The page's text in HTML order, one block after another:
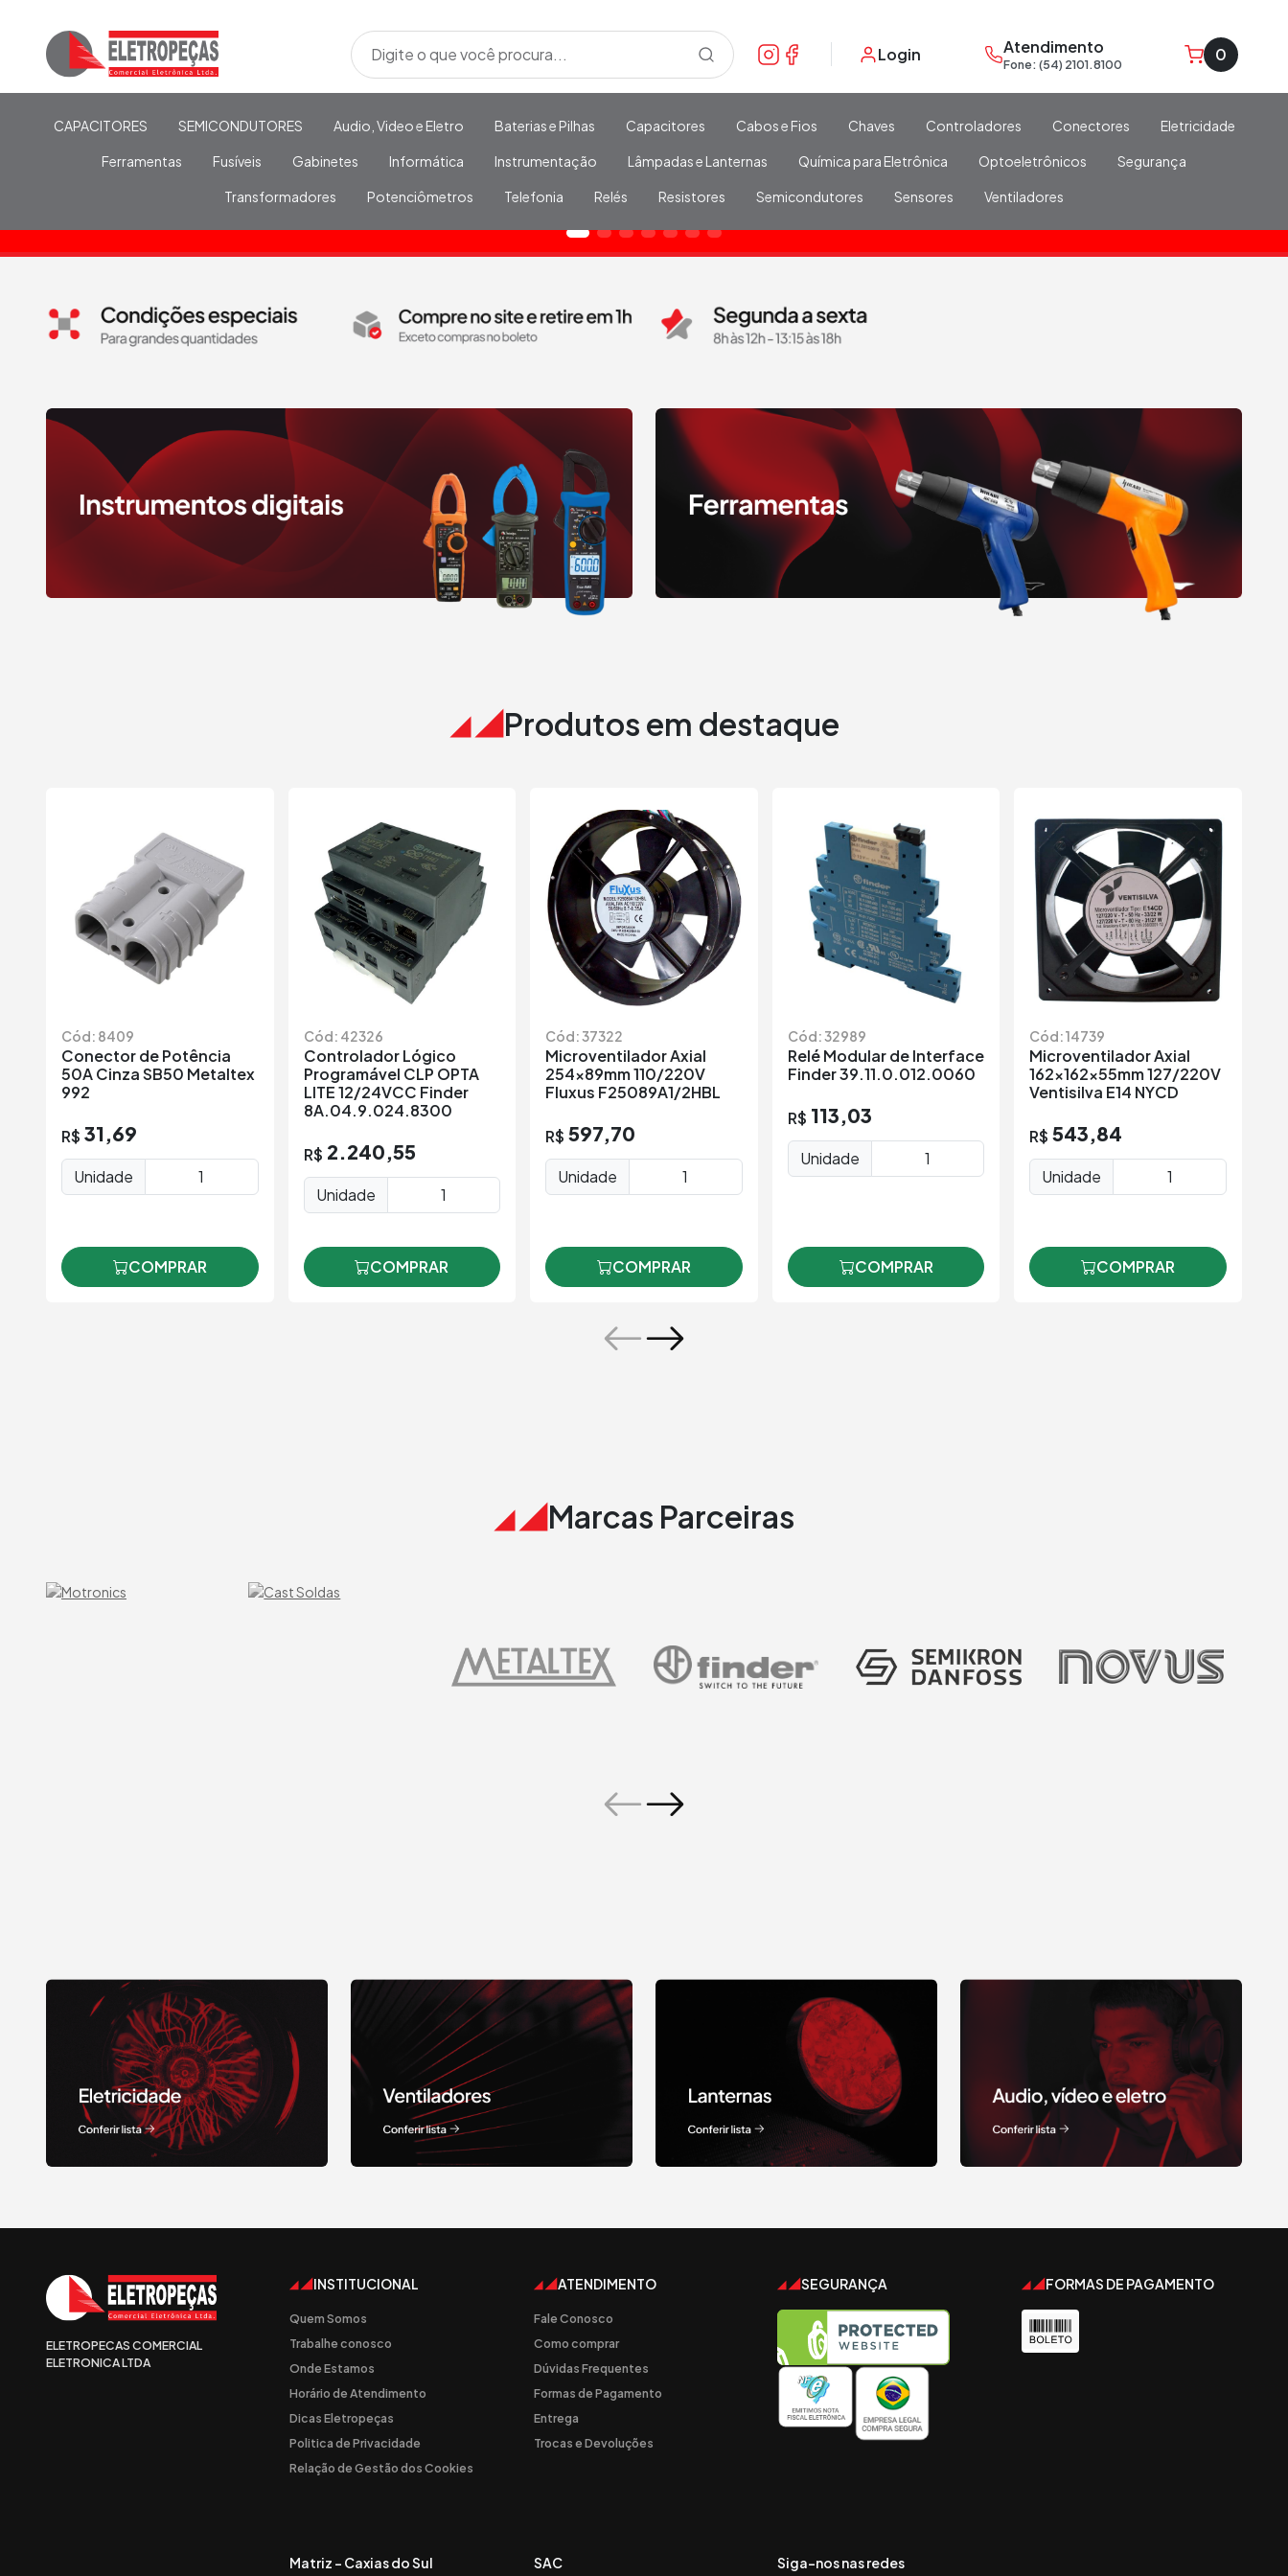
Login Atendimento
Fone: (54) 2101.8100 0
CAPACITORES SEMICONDUTORES Audio, Video e Eletro Baterias e Pilhas Capacitores Cabos e Fios Chaves Controladores Conectores Eletricidade
Ferramentas Fusíveis Gabinetes Informática Instrumentação Lâmpadas e Lanternas Química para Eletrônica Optoeletrônicos Segurança
Transformadores Potenciômetros Telefonia Relés Resistores Semicondutores Sensores Ventiladores
Produtos em destaque
Cód: 8409
Conector de Potência
50A Cinza SB50 Metaltex
992
R$ 31,69
Unidade
COMPRAR
Cód: 42326
Controlador Lógico
Programável CLP OPTA
LITE 12/24VCC Finder
8A.04.9.024.8300
R$ 2.240,55
Unidade
COMPRAR
Cód: 37322
Microventilador Axial
254x89mm 110/220V
Fluxus F25089A1/2HBL
R$ 597,70
Unidade
COMPRAR
Cód: 32989
Relé Modular de Interface
Finder 39.11.0.012.0060
R$ 113,03
Unidade
COMPRAR
Cód: 14739
Microventilador Axial
162x162x55mm 127/220V
Ventisilva E14 NYCD
R$ 543,84
Unidade
COMPRAR
Marcas Parceiras
ELETROPECAS COMERCIAL
ELETRONICA LTDA
INSTITUCIONAL
Quem Somos
Trabalhe conosco
Onde Estamos
Horário de Atendimento
Dicas Eletropeças
Politica de Privacidade
Relação de Gestão dos Cookies
ATENDIMENTO
Fale Conosco
Como comprar
Dúvidas Frequentes
Formas de Pagamento
Entrega
Trocas e Devoluções
SEGURANÇA FORMAS DE PAGAMENTO
Matriz - Caxias do Sul SAC Siga-nos nas redes